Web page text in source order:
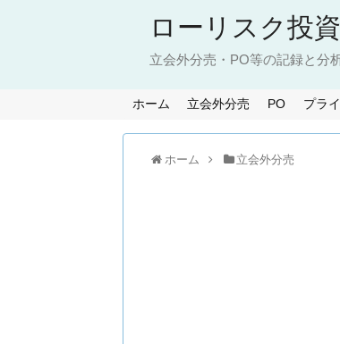
ローリスク投
立会外分売・PO等の記録と分
ホーム 立会外分売 PO プラ
ホーム 立会外分売